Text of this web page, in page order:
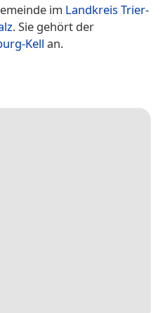
im Landkreis Trier-
. Sie gehört der
Kell an.